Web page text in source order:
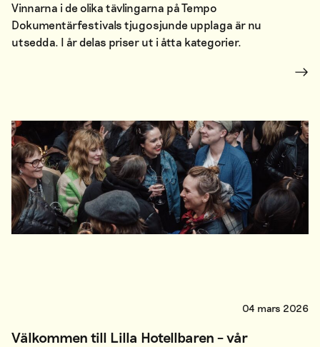
Vinnarna i de olika tävlingarna på Tempo
Dokumentärfestivals tjugosjunde upplaga är nu
utsedda. I år delas priser ut i åtta kategorier.
04 mars 2026
Välkommen till Lilla Hotellbaren – vår